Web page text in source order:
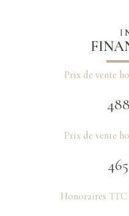
Prix de vente
Prix de vente
Honoraires TTC